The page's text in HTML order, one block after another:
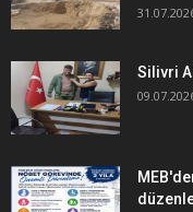
Silivri